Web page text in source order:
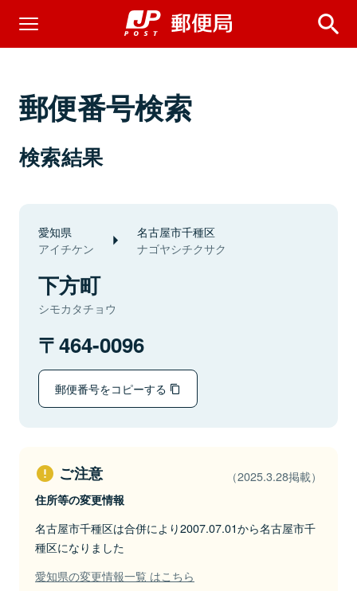
郵便番号検索
検索結果
愛知県
アイチケン
名古屋市千種区
ナゴヤシチクサク
下方町
シモカタチョウ
464-0096
郵便番号をコピーする
ご注意 （2025.3.28掲載）
住所等の変更情報
名古屋市千種区は合併により2007.07.01から名古屋市千
種区になりました
愛知県の変更情報一覧 はこちら